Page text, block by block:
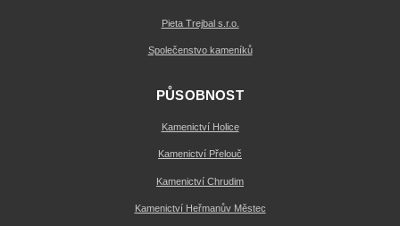
Pieta Trejbal s.r.o.
Společenstvo kameníků
PŮSOBNOST
Kamenictví Holice
Kamenictví Přelouč
Kamenictví Chrudim
Kamenictví Heřmanův Městec